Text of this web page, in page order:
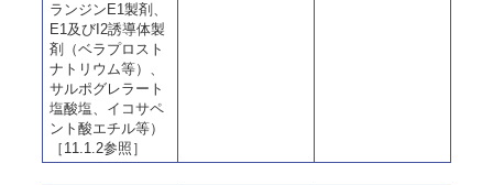
ランジンE1製剤、
E1及びI2誘導体製
剤（ベラプロスト
ナトリウム等）、
サルポグレラート
塩酸塩、イコサペ
ント酸エチル等）
［11.1.2参照］